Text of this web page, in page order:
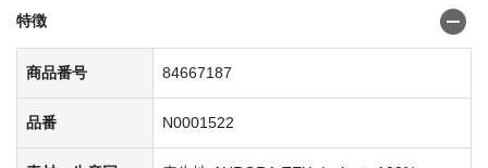
特徴
商品番号 84667187
品番 N0001522